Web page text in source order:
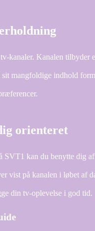
kanaler. Kanalen tilbyder
mangfoldige indhold
orienteret
SVT1 kan du benytte dig
vist på kanalen i løbet af
din tv-oplevelse i god tid.